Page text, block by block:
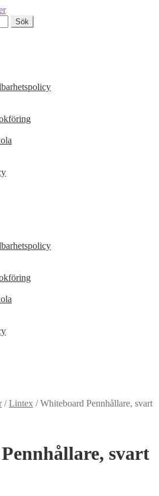
Sök
/Lintex /Whiteboard Pennhållare, svart
svart